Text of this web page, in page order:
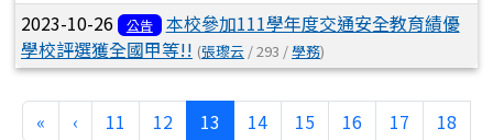
2023-10-26 公告
本校參加111學年度交通安全教育績優
學校評選獲全國甲等!! (張瓈云 / 293 /學務)
« 第一頁
‹ 上一頁
11 12 13 (目前頁次)
14 15 16 17
18